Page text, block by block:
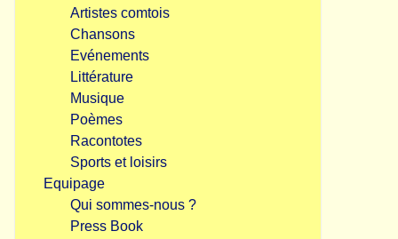
Artistes comtois
Chansons
Evénements
Littérature
Musique
Poèmes
Racontotes
Sports et loisirs
Equipage
Qui sommes-nous ?
Press Book